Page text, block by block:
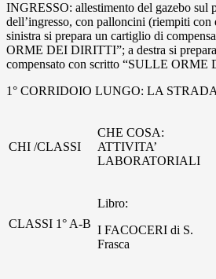
INGRESSO: allestimento del gazebo sul
dell’ingresso, con palloncini (riempiti con
sinistra si prepara un cartiglio di
ORME DEI DIRITTI”; a destra si
compensato con scritto “SULLE ORME
1° CORRIDOIO LUNGO: LA
CHI /CLASSI
CHE COSA:
ATTIVITA’
LABORATORIALI
CLASSI 1° A-B
Libro:
I FACOCERI di S.
Frasca